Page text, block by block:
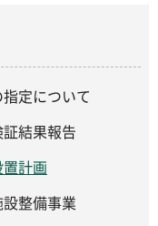
定について
結果報告
計画
整備事業